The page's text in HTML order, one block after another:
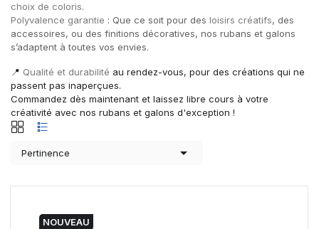
choix de coloris.
Polyvalence garantie : Que ce soit pour des loisirs créatifs, des
accessoires, ou des finitions décoratives, nos rubans et galons
s’adaptent à toutes vos envies.
📍 Qualité et durabilité au rendez-vous, pour des créations qui ne
passent pas inaperçues.
Commandez dès maintenant et laissez libre cours à votre
créativité avec nos rubans et galons d'exception !
Pertinence 
NOUVEAU